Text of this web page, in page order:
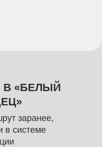
В «БЕЛЫЙ
заранее,
в системе